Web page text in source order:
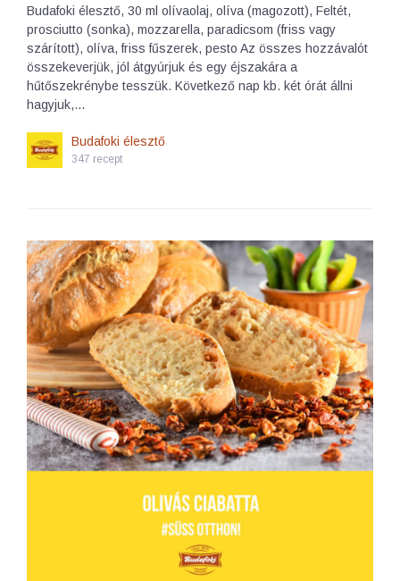
Budafoki élesztő, 30 ml olívaolaj, olíva (magozott), Feltét,
prosciutto (sonka), mozzarella, paradicsom (friss vagy
szárított), olíva, friss fűszerek, pesto Az összes hozzávalót
összekeverjük, jól átgyúrjuk és egy éjszakára a
hűtőszekrénybe tesszük. Következő nap kb. két órát állni
hagyjuk,…
Budafoki élesztő
347 recept